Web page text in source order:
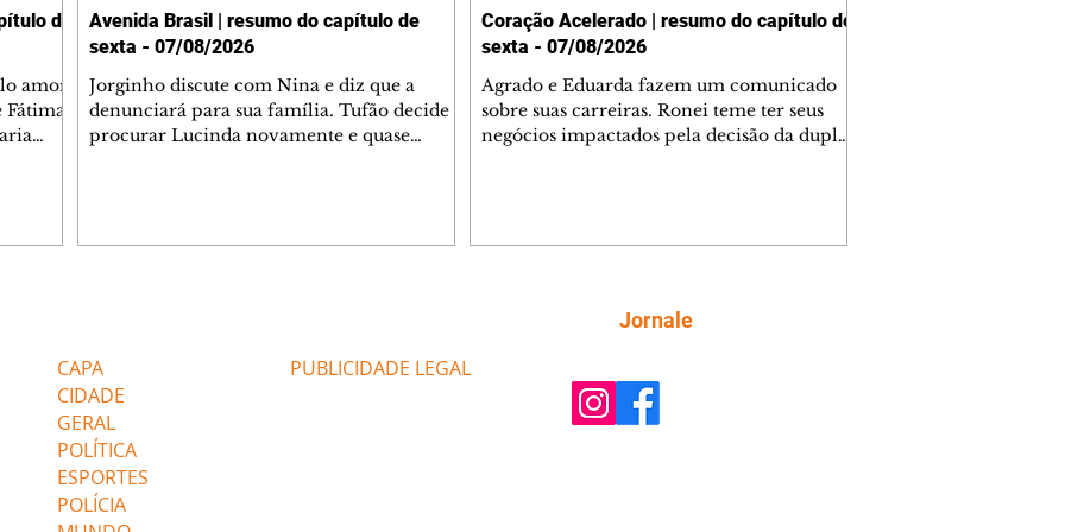
de
amor
Avenida Brasil | resumo do capítulo de
sexta - 07/08/2026
Jorginho discute com Nina e diz que a
denunciará para sua família. Tufão decide
procurar Lucinda novamente e quase
Max estavam envolvidos na tentativa de
assalto à
Coração Acelerado | resumo do capítulo de
sexta - 07/08/2026
Agrado e Eduarda fazem um comunicado
sobre suas carreiras. Ronei teme ter seus
negócios impactados pela decisão da dupla.
que se mudará de país, e Eduarda se
preocupa com Sol. Palhares desconfia de
CAPA
CIDADE
GERAL
POLÍTICA
ESPORTES
POLÍCIA
PUBLICIDADE LEGAL
Jornale